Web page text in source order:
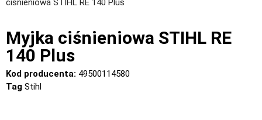
ciśnieniowa STIHL RE 140 Plus
Myjka ciśnieniowa STIHL RE
140 Plus
Kod producenta: 49500114580
Tag Stihl